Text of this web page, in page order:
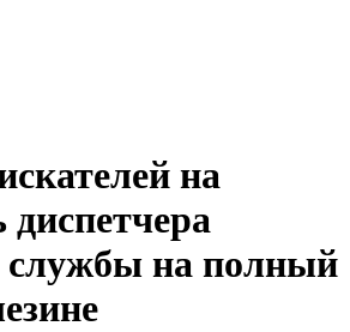
на
службы на полный